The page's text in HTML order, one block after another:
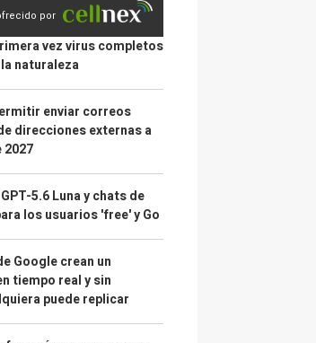
por
vez virus completos
naturaleza
enviar correos
direcciones externas a
2027
5.6 Luna y chats de
los usuarios 'free' y Go
Google crean un
tiempo real y sin
puede replicar